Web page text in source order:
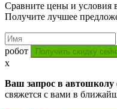
Сравните цены и условия
Получите лучшее
робот
x
Ваш запрос в автошколу
свяжется с вами в